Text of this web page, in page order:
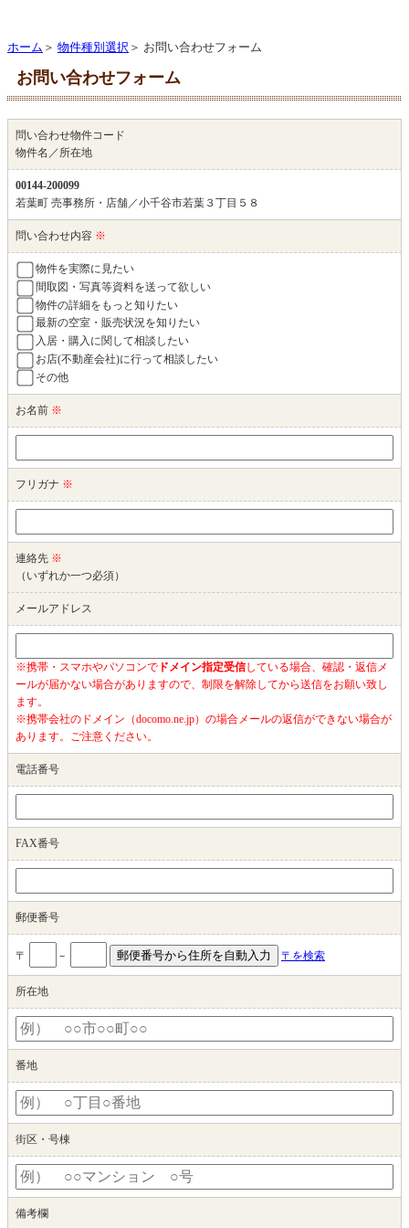
ホーム ＞ 物件種別選択 ＞ お問い合わせフォーム
お問い合わせフォーム
問い合わせ物件コード
物件名／所在地
00144-200099
若葉町 売事務所・店舗／小千谷市若葉３丁目５８
問い合わせ内容 ※
物件を実際に見たい
間取図・写真等資料を送って欲しい
物件の詳細をもっと知りたい
最新の空室・販売状況を知りたい
入居・購入に関して相談したい
お店(不動産会社)に行って相談したい
その他
お名前 ※
フリガナ ※
連絡先 ※
（いずれか一つ必須）
メールアドレス
※携帯・スマホやパソコンで ドメイン指定受信している場合、確認・返信メ
ールが届かない場合がありますので、制限を解除してから送信をお願い致し
ます。
※携帯会社のドメイン（docomo.ne.jp）の場合メールの返信ができない場合が
あります。ご注意ください。
電話番号
FAX番号
郵便番号
〒 － 〒を検索
所在地
番地
街区・号棟
備考欄